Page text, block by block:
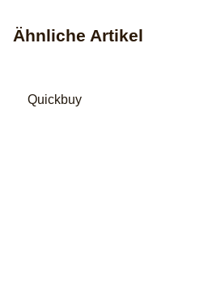
Ähnliche Artikel
Quickbuy